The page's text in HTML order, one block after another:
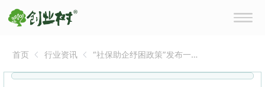
首页 行业资讯
“社保助企纾困政策”发布一
亿元